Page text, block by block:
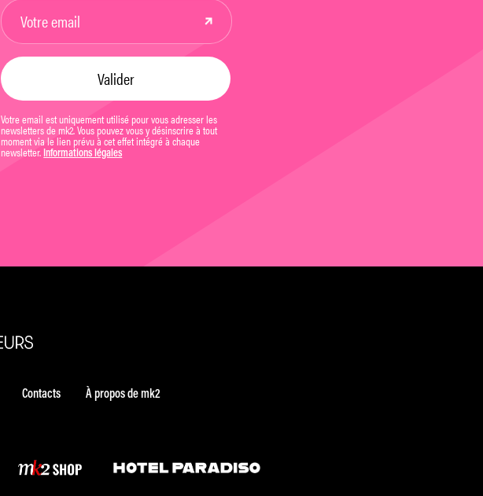
Votre email est uniquement utilisé pour vous adresser les
newsletters de mk2. Vous pouvez vous y désinscrire à tout
moment via le lien prévu à cet effet intégré à chaque
newsletter. Informations légales
Contacts À propos de mk2